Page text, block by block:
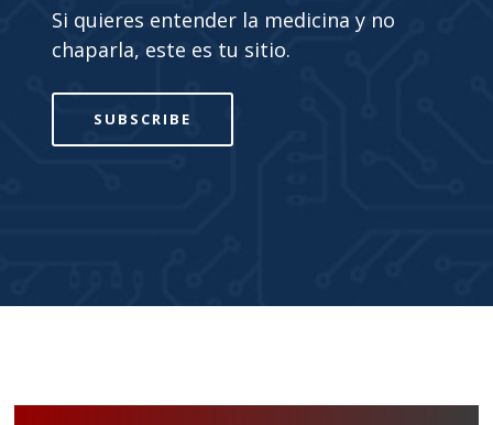
Si quieres entender la medicina y no
chaparla, este es tu sitio.
SUBSCRIBE